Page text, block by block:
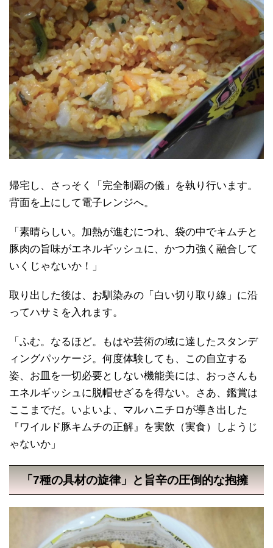
帰宅し、さっそく「完全制覇の儀」を執り行います。
背面を上にして電子レンジへ。
「素晴らしい。加熱が進むにつれ、袋の中でキムチと
豚肉の旨味がエネルギッシュに、かつ力強く融合して
いくじゃないか！」
取り出した後は、お馴染みの「白い切り取り線」に沿
ってハサミを入れます。
「ふむ。なるほど。もはや芸術の域に達したスタンデ
ィングパッケージ。何度体験しても、この自立する
姿、お皿を一切必要としない機能美には、おっさんも
エネルギッシュに脱帽せざるを得ない。さあ、鑑賞は
ここまでだ。いよいよ、マルハニチロが導き出した
『ワイルド豚キムチの正解』を実飲（実食）しようじ
ゃないか」
「7種の具材の旋律」と旨辛の圧倒的な抱擁